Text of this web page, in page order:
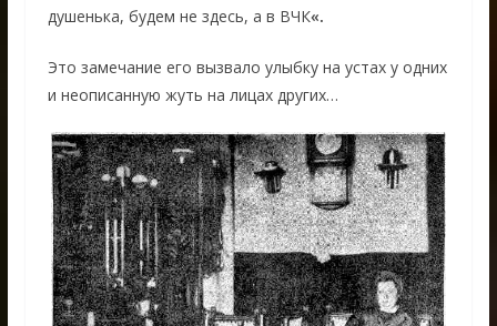
душенька, будем не здесь, а в ВЧК«.
Это замечание его вызвало улыбку на устах у одних
и неописанную жуть на лицах других…